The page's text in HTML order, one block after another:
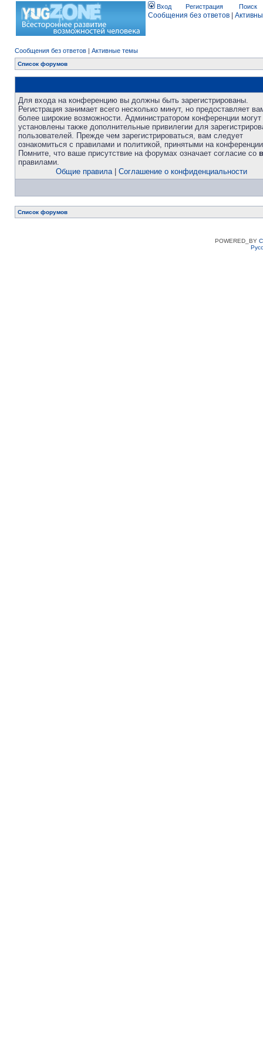
Вход Регистрация Поиск
Сообщения без ответов
Сообщения без ответов | Активные темы
Список форумов
Для входа на конференцию вы должны быть зарегистрированы.
Регистрация занимает всего несколько минут, но предоставляет
более широкие возможности. Администратором конференции
установлены также дополнительные привилегии для
пользователей. Прежде чем зарегистрироваться, вам следует
ознакомиться с правилами и политикой, принятыми на
Помните, что ваше присутствие на форумах означает согласие со
правилами.
Общие правила| Соглашение о конфиденциальности
Список форумов
POWERED_BY